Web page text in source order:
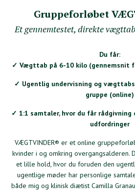
Gruppeforløbet
Et gennemtestet, direkte
Du får:
✓ Vægttab på 6-10 kilo (gennemsnit
✓ Ugentlig undervisning og
gruppe (online)
✓ 1:1 samtaler, hvor du får
udfordringer
VÆGTVINDER® er et online
kvinder i og omkring overgangsalderen.
et lille hold, hvor du foruden den
ugentlige møder har personlige
både mig og klinisk diætist Camilla